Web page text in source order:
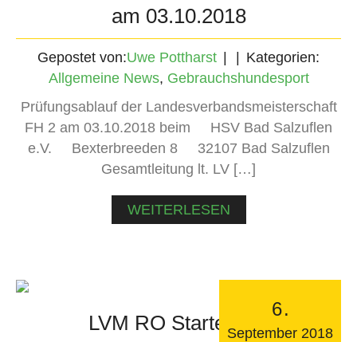
am 03.10.2018
Gepostet von:Uwe Pottharst
Kategorien:
Allgemeine News, Gebrauchshundesport
Prüfungsablauf der Landesverbandsmeisterschaft
FH 2 am 03.10.2018 beim HSV Bad Salzuflen
e.V. Bexterbreeden 8 32107 Bad Salzuflen
Gesamtleitung lt. LV […]
WEITERLESEN
LVM RO Starterliste
6.
September 2018